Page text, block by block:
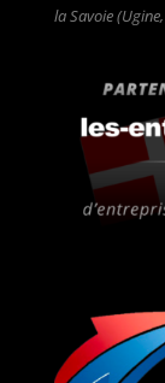
la Savoie